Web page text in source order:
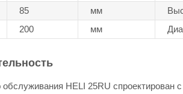
85 мм
200 мм
HELI 25RU спроектирован